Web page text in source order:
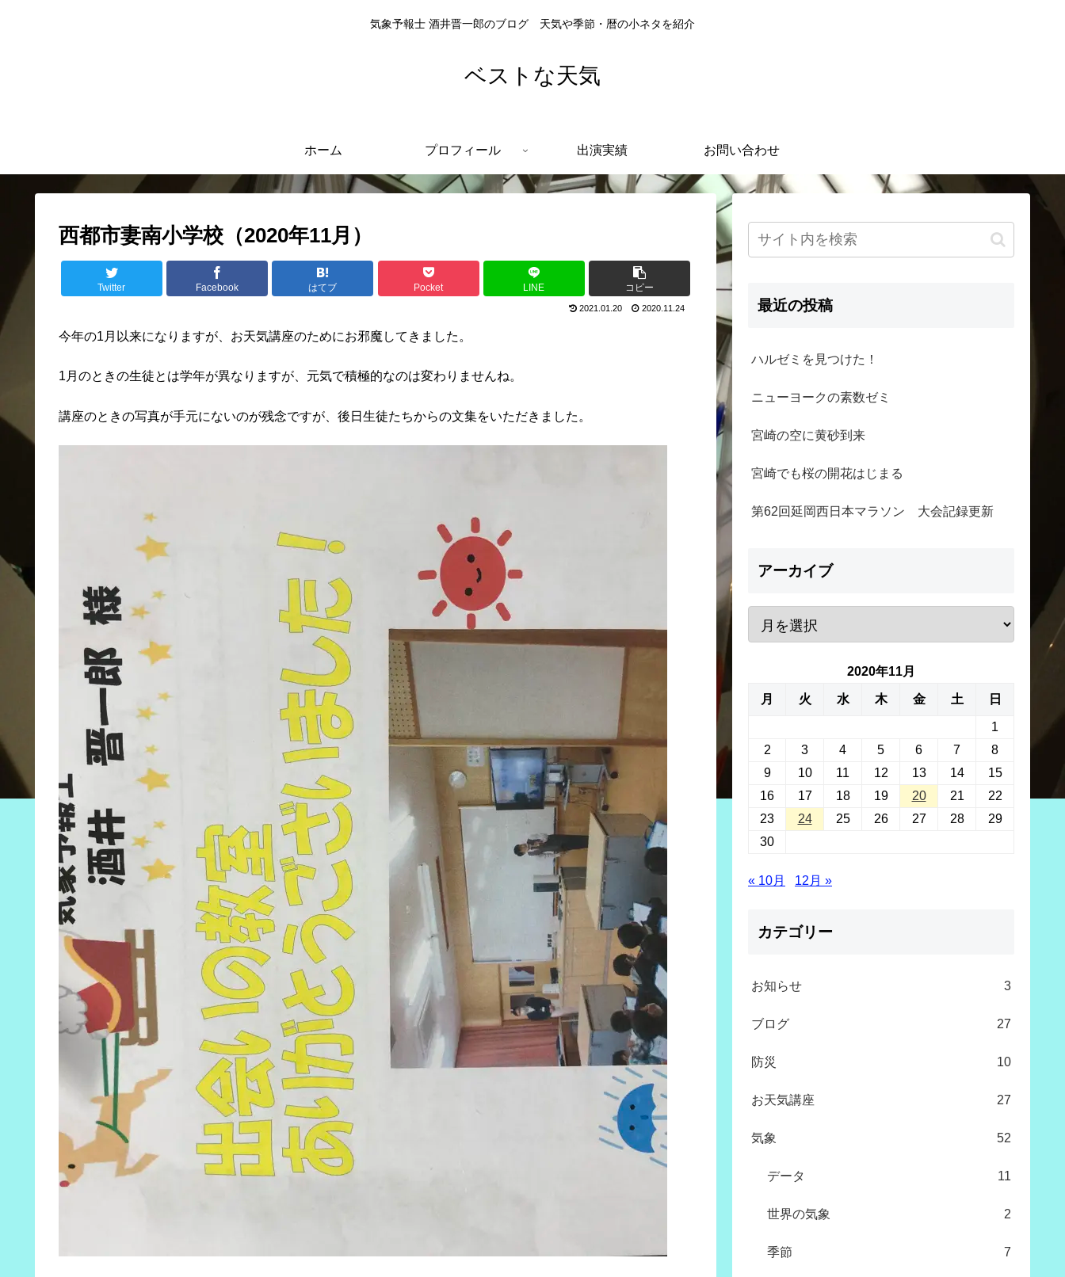
気象予報士 酒井晋一郎のブログ 天気や季節・暦の小ネタを紹介
ベストな天気
ホーム プロフィール 出演実績 お問い合わせ
西都市妻南小学校（2020年11月）
Twitter Facebook はてブ Pocket LINE コピー
2021.01.20 2020.11.24
今年の1月以来になりますが、お天気講座のためにお邪魔してきました。
1月のときの生徒とは学年が異なりますが、元気で積極的なのは変わりませんね。
講座のときの写真が手元にないのが残念ですが、後日生徒たちからの文集をいただきました。
最近の投稿
ハルゼミを見つけた！
ニューヨークの素数ゼミ
宮崎の空に黄砂到来
宮崎でも桜の開花はじまる
第62回延岡西日本マラソン 大会記録更新
アーカイブ
2020年11月
月 火 水 木 金 土 日
1
2
3 4 5 6 7
8
9
10 11 12 13 14
15
16
17 18 19 20 21
22
23
24 25 26 27 28
29
30
« 10月 12月 »
カテゴリー
お知らせ 3
ブログ 27
防災 10
お天気講座 27
気象 52
データ 11
世界の気象 2
季節 7